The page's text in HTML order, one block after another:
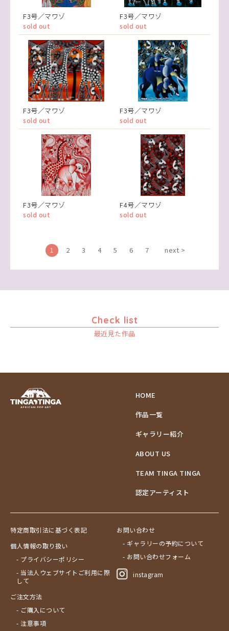
F3号／マワゾ
sold out
F3号／マワゾ
sold out
F3号／マワゾ
sold out
F3号／マワゾ
sold out
F3号／マワゾ
sold out
F4号／マワゾ
sold out
1 2 3 4 5 6 7 next >
Check list
最近見た作品
HOME
作品一覧
ギャラリー紹介
ABOUT US
TEAM TINGA TINGA
認定アーティスト
特定商取引法に基づく表記
個人情報の取り扱い
- プライバシーポリシー
- 当法人ウェブサイトご利用に際
して
ご注文方法
- ご購入について
- 注意事項
お問い合わせ
- ギャラリーの予約について
- お問い合わせフォーム
instagram